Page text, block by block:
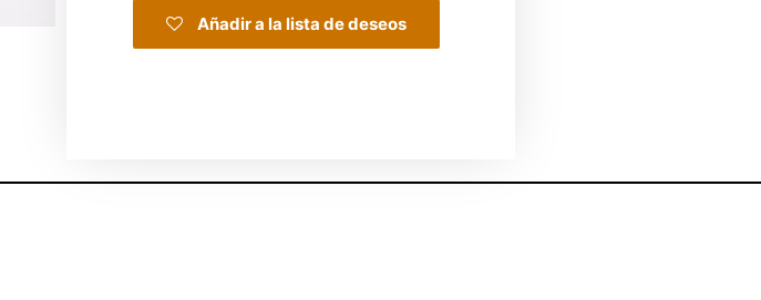
Añadir a la lista de deseos